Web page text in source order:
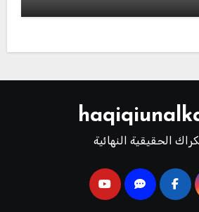
الحقيقية النهائية